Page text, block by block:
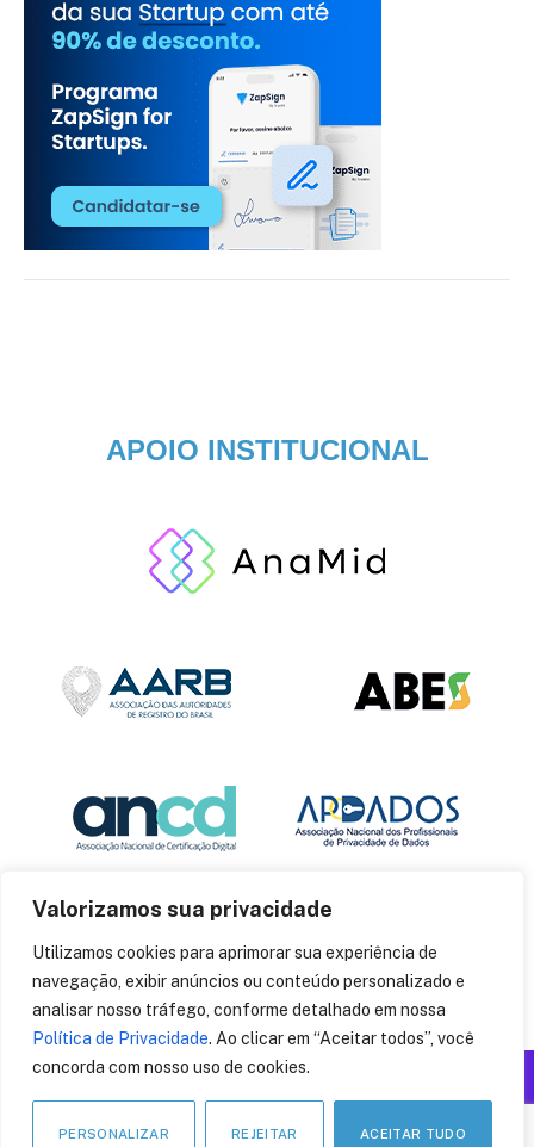
Valorizamos sua privacidade
Utilizamos cookies para aprimorar sua experiência de
navegação, exibir anúncios ou conteúdo personalizado e
analisar nosso tráfego, conforme detalhado em nossa
Política de Privacidade. Ao clicar em “Aceitar todos”, você
concorda com nosso uso de cookies.
PERSONALIZAR REJEITAR ACEITAR TUDO
APOIO INSTITUCIONAL
© 2014CryptoID. Todos os direitos reservados.